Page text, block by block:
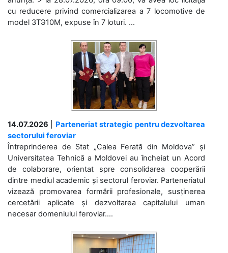
cu reducere privind comercializarea a 7 locomotive de
model 3ТЭ10М, expuse în 7 loturi. ...
14.07.2026
Parteneriat strategic pentru dezvoltarea
sectorului feroviar
Întreprinderea de Stat „Calea Ferată din Moldova” și
Universitatea Tehnică a Moldovei au încheiat un Acord
de colaborare, orientat spre consolidarea cooperării
dintre mediul academic și sectorul feroviar. Parteneriatul
vizează promovarea formării profesionale, susținerea
cercetării aplicate și dezvoltarea capitalului uman
necesar domeniului feroviar....